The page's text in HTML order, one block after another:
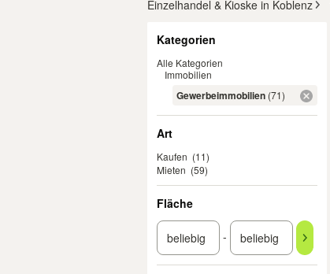
Einzelhandel & Kioske in Koblenz
Kategorien
Alle Kategorien
Immobilien
Gewerbeimmobilien (71)
Art
Kaufen (11)
Mieten (59)
Fläche
-